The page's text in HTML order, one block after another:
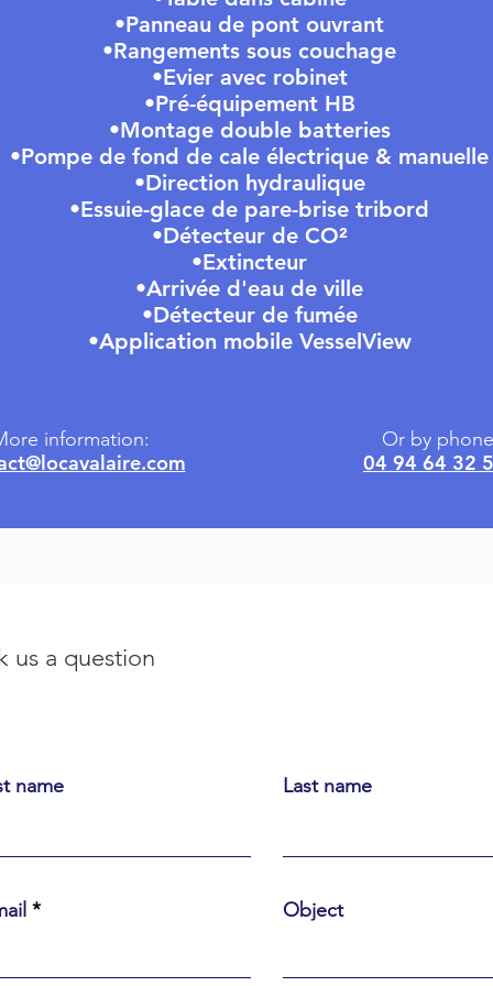
•Panneau de pont ouvrant
•Rangements sous couchage
•Evier avec robinet
•Pré-équipement HB
•Montage double batteries
•Pompe de fond de cale électrique & manuelle
•Direction hydraulique
•Essuie-glace de pare-brise tribord
•Détecteur de CO²
•Extincteur
•Arrivée d'eau de ville
•Détecteur de fumée
•Application mobile VesselView
information: Or by
04 94 64 32
us a question
name Last name
Object